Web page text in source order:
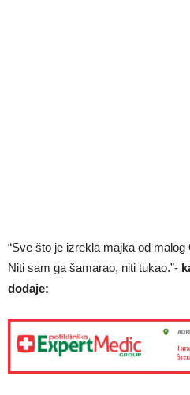
“Sve što je izrekla majka od
Niti sam ga šamarao, niti tukao.”-
dodaje: